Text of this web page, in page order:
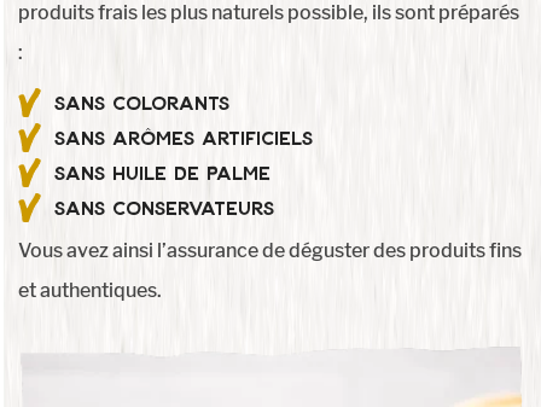
produits frais les plus naturels possible, ils sont préparés
:
Sans colorants
Sans arômes artificiels
Sans huile de palme
Sans conservateurs
Vous avez ainsi l’assurance de déguster des produits fins
et authentiques.